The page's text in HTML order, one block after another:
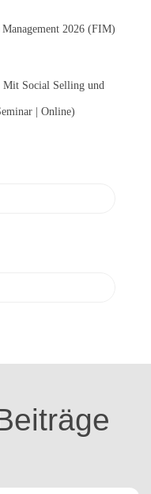
2026 (FIM)
Social Selling und
| Online)